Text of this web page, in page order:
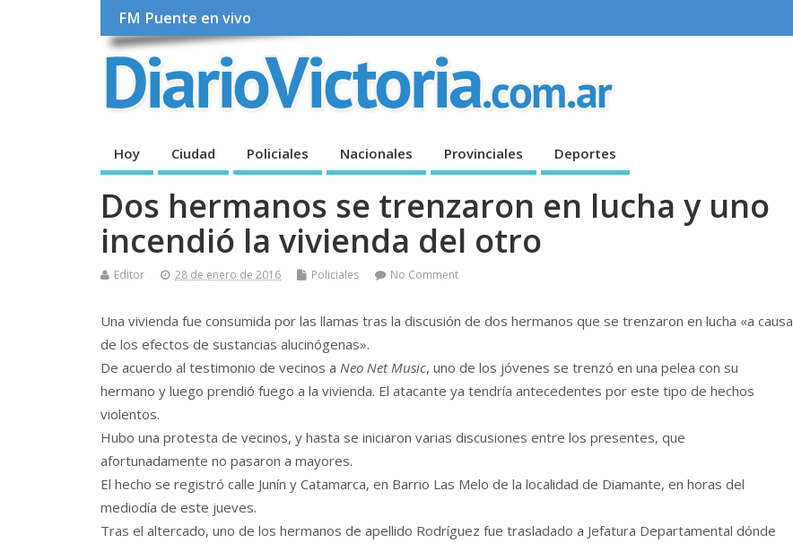
FM Puente en vivo
Hoy Ciudad Policiales Nacionales Provinciales Deportes
Dos hermanos se trenzaron en lucha y uno
incendió la vivienda del otro
Editor 28 de enero de 2016 Policiales No Comment
Una vivienda fue consumida por las llamas tras la discusión de dos hermanos que se trenzaron en lucha «a causa
de los efectos de sustancias alucinógenas».
De acuerdo al testimonio de vecinos a Neo Net Music, uno de los jóvenes se trenzó en una pelea con su
hermano y luego prendió fuego a la vivienda. El atacante ya tendría antecedentes por este tipo de hechos
violentos.
Hubo una protesta de vecinos, y hasta se iniciaron varias discusiones entre los presentes, que
afortunadamente no pasaron a mayores.
El hecho se registró calle Junín y Catamarca, en Barrio Las Melo de la localidad de Diamante, en horas del
mediodía de este jueves.
Tras el altercado, uno de los hermanos de apellido Rodríguez fue trasladado a Jefatura Departamental dónde